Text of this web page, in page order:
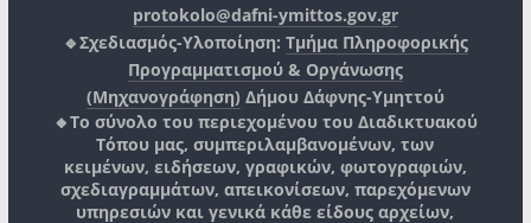
protokolo@dafni-ymittos.gov.gr
🔹Σχεδιασμός-Υλοποίηση: Τμήμα Πληροφορικής
Προγραμματισμού & Οργάνωσης
(Μηχανογράφηση) Δήμου Δάφνης-Υμηττού
🔸Το σύνολο του περιεχομένου του Διαδικτυακού
Τόπου μας, συμπεριλαμβανομένων, των
κειμένων, ειδήσεων, γραφικών, φωτογραφιών,
σχεδιαγραμμάτων, απεικονίσεων, παρεχόμενων
υπηρεσιών και γενικά κάθε είδους αρχείων,